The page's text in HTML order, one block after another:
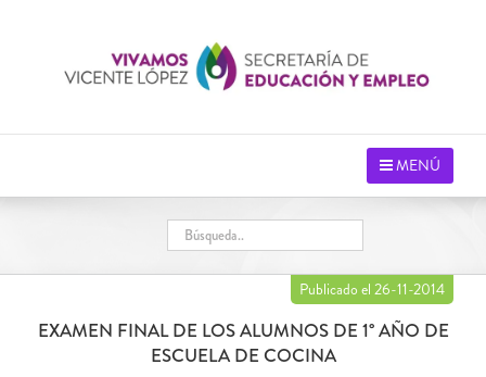
MENÚ
Publicado el 26-11-2014
EXAMEN FINAL DE LOS ALUMNOS DE 1° AÑO DE
ESCUELA DE COCINA